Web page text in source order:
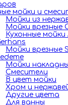
мойки и
Мойки из
Мойки врезные
Кухонные мойки
Мойки врезные
Мойки
Смесители
В цвет мойки
Хром и
Другие цвета
Для ванны